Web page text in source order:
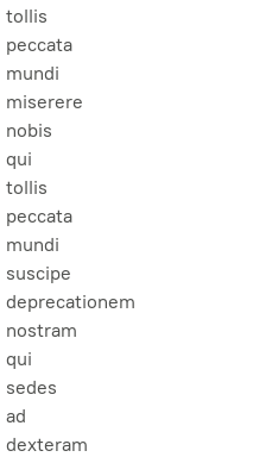
tollis
peccata
mundi
miserere
nobis
qui
tollis
peccata
mundi
suscipe
deprecationem
nostram
qui
sedes
ad
dexteram